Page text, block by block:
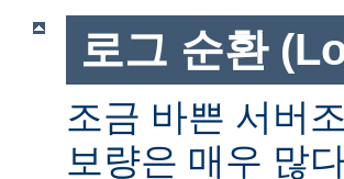
로그 순환
조금 바쁜 서버
보량은 매우 많